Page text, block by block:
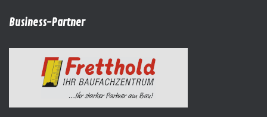
Business-Partner